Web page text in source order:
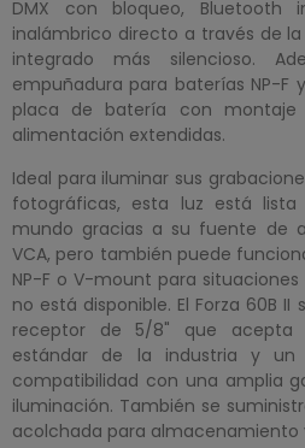
DMX con bloqueo, Bluetooth
inalámbrico directo a través de
integrado más silencioso.
empuñadura para baterías NP-F
placa de batería con
alimentación extendidas.
Ideal para iluminar sus
fotográficas, esta luz está
mundo gracias a su fuente de
VCA, pero también puede
NP-F o V-mount para
no está disponible. El Forza 60B
receptor de 5/8" que acepta
estándar de la industria y un
compatibilidad con una amplia
iluminación. También se
acolchada para almacenamiento